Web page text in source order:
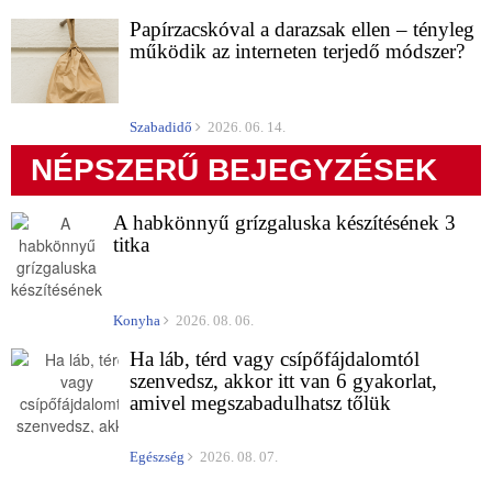
Papírzacskóval a darazsak ellen – tényleg
működik az interneten terjedő módszer?
Szabadidő 2026. 06. 14.
NÉPSZERŰ BEJEGYZÉSEK
A habkönnyű grízgaluska készítésének 3
titka
Konyha 2026. 08. 06.
Ha láb, térd vagy csípőfájdalomtól
szenvedsz, akkor itt van 6 gyakorlat,
amivel megszabadulhatsz tőlük
Egészség 2026. 08. 07.